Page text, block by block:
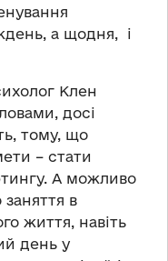
а щодня, і
Клен
досі
тому, що
– стати
А можливо
в
життя, навіть
день у